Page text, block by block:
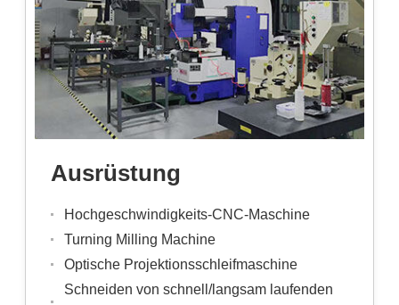
Ausrüstung
Hochgeschwindigkeits-CNC-Maschine
Turning Milling Machine
Optische Projektionsschleifmaschine
Schneiden von schnell/langsam laufenden